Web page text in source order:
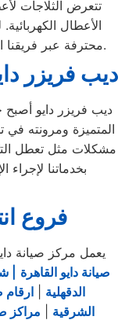
تتعرض الثلاجات
الأعطال
محترفة عبر فريقنا المختص في الزقازيق والمناطق المحيطة.
ديب فريزر
ديب فريزر دايو
المتميزة ومرونته
مشكلات مثل تعطل
بخدماتنا لإجراء
فروع
يعمل مركز صيانة
صيانة دايو القاهرة
|
الدقهلية
ارقام
الشرقية
مراكز